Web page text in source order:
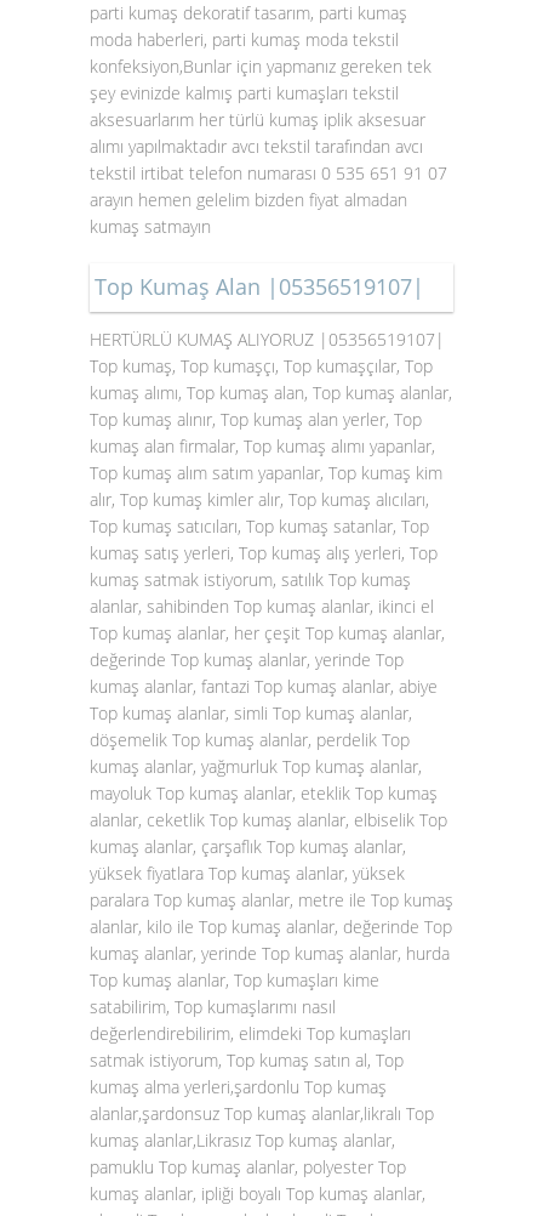
parti kumaş dekoratif tasarım, parti kumaş
moda haberleri, parti kumaş moda tekstil
konfeksiyon,Bunlar için yapmanız gereken tek
şey evinizde kalmış parti kumaşları tekstil
aksesuarlarım her türlü kumaş iplik aksesuar
alımı yapılmaktadır avcı tekstil tarafından avcı
tekstil irtibat telefon numarası 0 535 651 91 07
arayın hemen gelelim bizden fiyat almadan
kumaş satmayın
Top Kumaş Alan |05356519107|
HERTÜRLÜ KUMAŞ ALIYORUZ |05356519107|
Top kumaş, Top kumaşçı, Top kumaşçılar, Top
kumaş alımı, Top kumaş alan, Top kumaş alanlar,
Top kumaş alınır, Top kumaş alan yerler, Top
kumaş alan firmalar, Top kumaş alımı yapanlar,
Top kumaş alım satım yapanlar, Top kumaş kim
alır, Top kumaş kimler alır, Top kumaş alıcıları,
Top kumaş satıcıları, Top kumaş satanlar, Top
kumaş satış yerleri, Top kumaş alış yerleri, Top
kumaş satmak istiyorum, satılık Top kumaş
alanlar, sahibinden Top kumaş alanlar, ikinci el
Top kumaş alanlar, her çeşit Top kumaş alanlar,
değerinde Top kumaş alanlar, yerinde Top
kumaş alanlar, fantazi Top kumaş alanlar, abiye
Top kumaş alanlar, simli Top kumaş alanlar,
döşemelik Top kumaş alanlar, perdelik Top
kumaş alanlar, yağmurluk Top kumaş alanlar,
mayoluk Top kumaş alanlar, eteklik Top kumaş
alanlar, ceketlik Top kumaş alanlar, elbiselik Top
kumaş alanlar, çarşaflık Top kumaş alanlar,
yüksek fiyatlara Top kumaş alanlar, yüksek
paralara Top kumaş alanlar, metre ile Top kumaş
alanlar, kilo ile Top kumaş alanlar, değerinde Top
kumaş alanlar, yerinde Top kumaş alanlar, hurda
Top kumaş alanlar, Top kumaşları kime
satabilirim, Top kumaşlarımı nasıl
değerlendirebilirim, elimdeki Top kumaşları
satmak istiyorum, Top kumaş satın al, Top
kumaş alma yerleri,şardonlu Top kumaş
alanlar,şardonsuz Top kumaş alanlar,likralı Top
kumaş alanlar,Likrasız Top kumaş alanlar,
pamuklu Top kumaş alanlar, polyester Top
kumaş alanlar, ipliği boyalı Top kumaş alanlar,